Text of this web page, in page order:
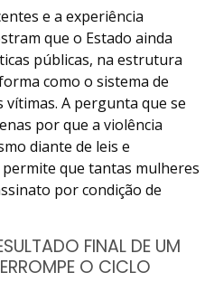
e a experiência
que o Estado ainda
públicas, na estrutura
como o sistema de
vítimas. A pergunta que se
por que a violência
diante de leis e
que tantas mulheres
por condição de
FINAL DE UM
O CICLO